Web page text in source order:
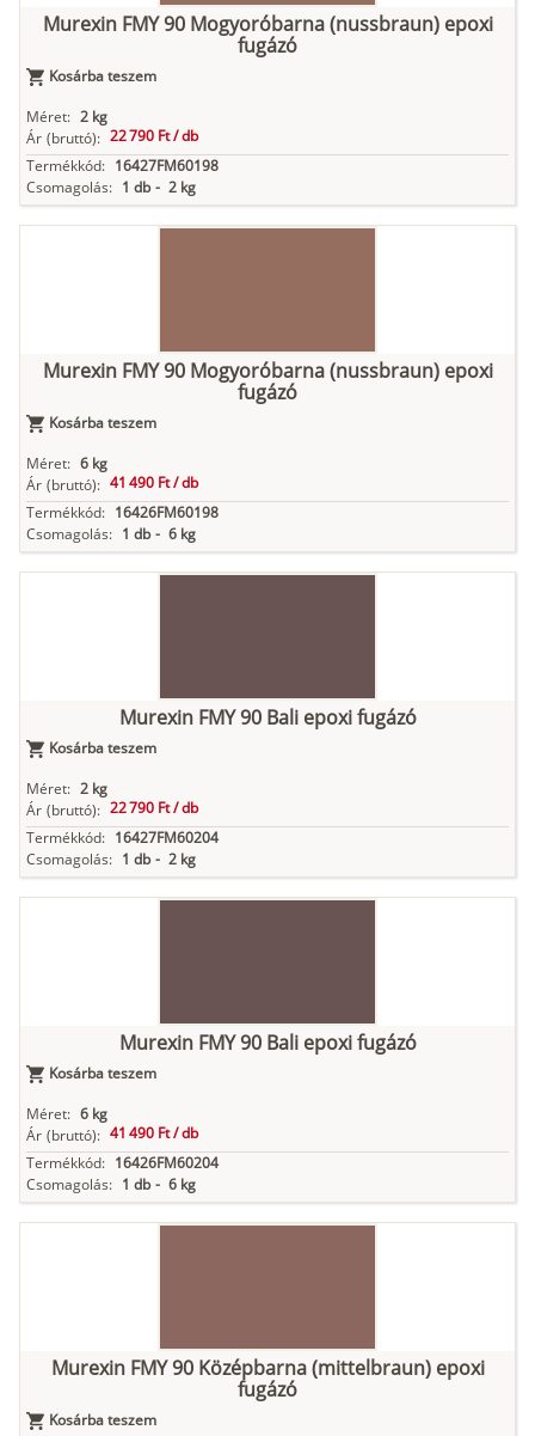
Murexin FMY 90 Mogyoróbarna (nussbraun) epoxi
fugázó
Kosárba teszem
Méret: 2 kg
Ár (bruttó): 22 790 Ft /db
Termékkód: 16427FM60198
Csomagolás: 1 db - 2 kg
Murexin FMY 90 Mogyoróbarna (nussbraun) epoxi
fugázó
Kosárba teszem
Méret: 6 kg
Ár (bruttó): 41 490 Ft /db
Termékkód: 16426FM60198
Csomagolás: 1 db - 6 kg
Murexin FMY 90 Bali epoxi fugázó
Kosárba teszem
Méret: 2 kg
Ár (bruttó): 22 790 Ft /db
Termékkód: 16427FM60204
Csomagolás: 1 db - 2 kg
Murexin FMY 90 Bali epoxi fugázó
Kosárba teszem
Méret: 6 kg
Ár (bruttó): 41 490 Ft /db
Termékkód: 16426FM60204
Csomagolás: 1 db - 6 kg
Murexin FMY 90 Középbarna (mittelbraun) epoxi
fugázó
Kosárba teszem